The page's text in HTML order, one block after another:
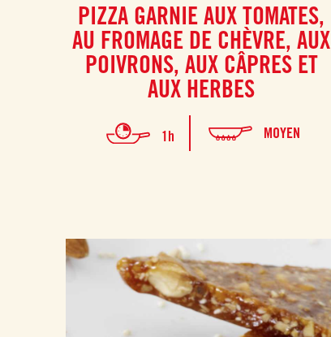
PIZZA GARNIE AUX TOMATES,
AU FROMAGE DE CHÈVRE, AUX
POIVRONS, AUX CÂPRES ET
AUX HERBES
1h MOYEN